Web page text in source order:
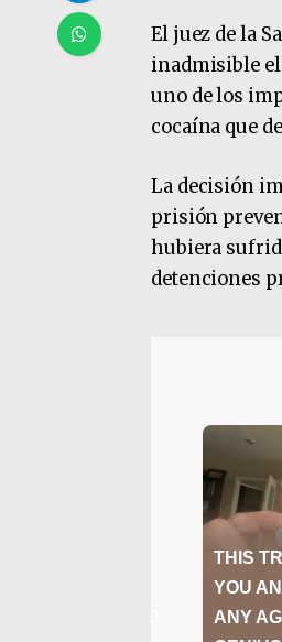
El juez de la
inadmisible el
uno de los
cocaína que
La decisión
prisión
hubiera
detenciones